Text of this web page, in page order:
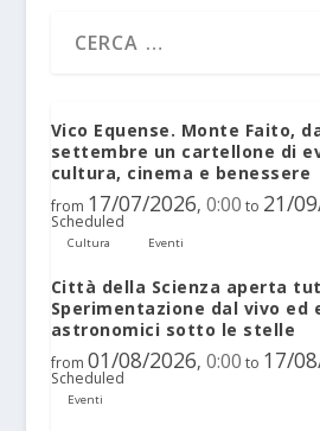
Vico Equense. Monte Faito,
settembre un cartellone di
cultura, cinema e benessere
from 17/07/2026, 0:00 to 21/
Scheduled
Cultura Eventi
Città della Scienza aperta
Sperimentazione dal vivo ed
astronomici sotto le stelle
from 01/08/2026, 0:00 to 17/
Scheduled
Eventi